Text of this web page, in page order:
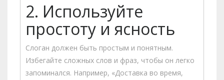
2. Используйте
простоту и ясность
Слоган должен быть простым и понятным.
Избегайте сложных слов и фраз, чтобы он легко
запоминался. Например, «Доставка во время,